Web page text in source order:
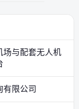
场与配套无人机
有限公司